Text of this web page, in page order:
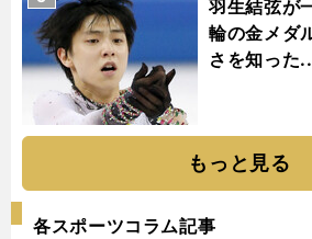
羽生結弦が
輪の金メダ
さを知った
もっと見る
各スポーツコラム記事